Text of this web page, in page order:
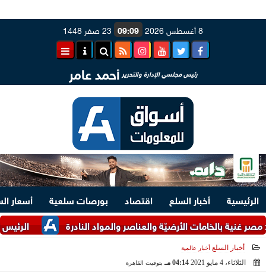
8 أغسطس 2026 09:09 23 صفر 1448
رئيس مجلسي الإدارة والتحرير أحمد عامر
الرئيسية أخبار السلع اقتصاد بورصات سلعية
أسعار
الرئيس السيسي
بالخامات الأرضيّة والعناصر والمواد النادرة
أخبار السلع أخبار عالمية
الثلاثاء، 4 مايو 2021 04:14 مـ بتوقيت القاهرة